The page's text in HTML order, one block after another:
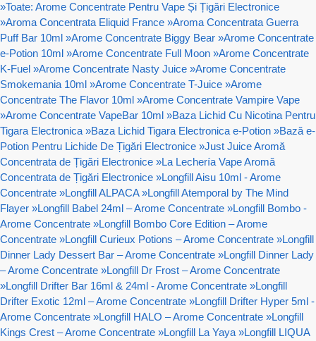
»Toate: Arome Concentrate Pentru Vape Și Țigări Electronice
»Aroma Concentrata Eliquid France »Aroma Concentrata Guerra
Puff Bar 10ml »Arome Concentrate Biggy Bear »Arome Concentrate
e-Potion 10ml »Arome Concentrate Full Moon »Arome Concentrate
K-Fuel »Arome Concentrate Nasty Juice »Arome Concentrate
Smokemania 10ml »Arome Concentrate T-Juice »Arome
Concentrate The Flavor 10ml »Arome Concentrate Vampire Vape
»Arome Concentrate VapeBar 10ml »Baza Lichid Cu Nicotina Pentru
Tigara Electronica »Baza Lichid Tigara Electronica e-Potion »Bază e-
Potion Pentru Lichide De Țigări Electronice »Just Juice Aromă
Concentrata de Țigări Electronice »La Lechería Vape Aromă
Concentrata de Țigări Electronice »Longfill Aisu 10ml - Arome
Concentrate »Longfill ALPACA »Longfill Atemporal by The Mind
Flayer »Longfill Babel 24ml – Arome Concentrate »Longfill Bombo -
Arome Concentrate »Longfill Bombo Core Edition – Arome
Concentrate »Longfill Curieux Potions – Arome Concentrate »Longfill
Dinner Lady Dessert Bar – Arome Concentrate »Longfill Dinner Lady
– Arome Concentrate »Longfill Dr Frost – Arome Concentrate
»Longfill Drifter Bar 16ml & 24ml - Arome Concentrate »Longfill
Drifter Exotic 12ml – Arome Concentrate »Longfill Drifter Hyper 5ml -
Arome Concentrate »Longfill HALO – Arome Concentrate »Longfill
Kings Crest – Arome Concentrate »Longfill La Yaya »Longfill LIQUA